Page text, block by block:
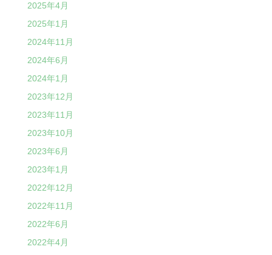
2025年4月
2025年1月
2024年11月
2024年6月
2024年1月
2023年12月
2023年11月
2023年10月
2023年6月
2023年1月
2022年12月
2022年11月
2022年6月
2022年4月